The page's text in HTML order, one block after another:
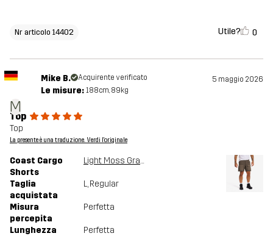
Nr articolo 14402 Utile? 0
M
Mike B. Acquirente verificato 5 maggio 2026
Le misure: 188cm, 89kg
Top
Top
La presente è una traduzione. Verdi l'originale
Coast Cargo
Shorts
Light Moss Gray
Taglia
acquistata
L, Regular
Misura
percepita
Perfetta
Lunghezza Perfetta